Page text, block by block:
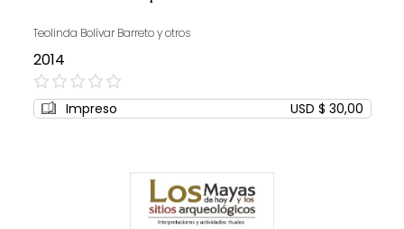
Teolinda Bolívar Barreto y otros
2014
0%
Impreso USD $ 30,00